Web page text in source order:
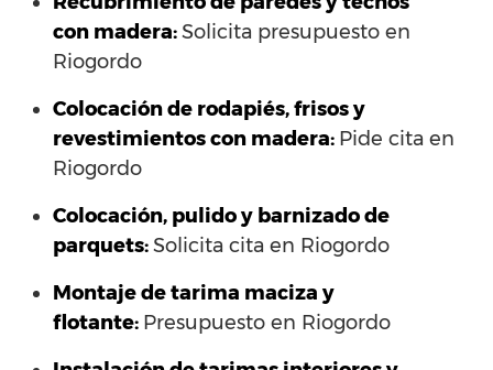
con madera:Solicita presupuesto en
Riogordo
Colocación de rodapiés, frisos y
revestimientos con madera: Pide cita en
Riogordo
Colocación, pulido y barnizado de
parquets:Solicita cita en Riogordo
Montaje de tarima maciza y
flotante: Presupuesto en Riogordo